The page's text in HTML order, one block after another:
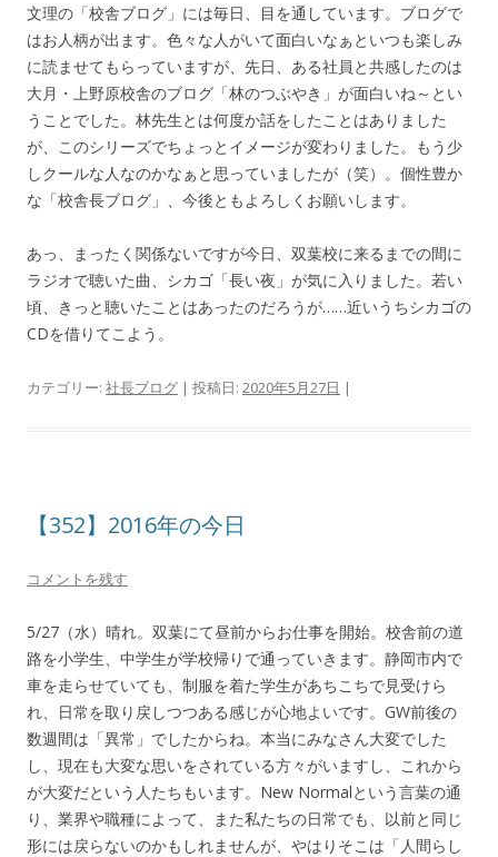
文理の「校舎ブログ」には毎日、目を通しています。ブログで
はお人柄が出ます。色々な人がいて面白いなぁといつも楽しみ
に読ませてもらっていますが、先日、ある社員と共感したのは
大月・上野原校舎のブログ「林のつぶやき」が面白いね～とい
うことでした。林先生とは何度か話をしたことはありました
が、このシリーズでちょっとイメージが変わりました。もう少
しクールな人なのかなぁと思っていましたが（笑）。個性豊か
な「校舎長ブログ」、今後ともよろしくお願いします。
あっ、まったく関係ないですが今日、双葉校に来るまでの間に
ラジオで聴いた曲、シカゴ「長い夜」が気に入りました。若い
頃、きっと聴いたことはあったのだろうが……近いうちシカゴの
CDを借りてこよう。
カテゴリー: 社長ブログ | 投稿日: 2020年5月27日 |
【352】2016年の今日
コメントを残す
5/27（水）晴れ。双葉にて昼前からお仕事を開始。校舎前の道
路を小学生、中学生が学校帰りで通っていきます。静岡市内で
車を走らせていても、制服を着た学生があちこちで見受けら
れ、日常を取り戻しつつある感じが心地よいです。GW前後の
数週間は「異常」でしたからね。本当にみなさん大変でした
し、現在も大変な思いをされている方々がいますし、これから
が大変だという人たちもいます。New Normalという言葉の通
り、業界や職種によって、また私たちの日常でも、以前と同じ
形には戻らないのかもしれませんが、やはりそこは「人間らし